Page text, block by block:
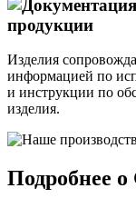
продукции
Изделия
информацией по
и инструкции по
изделия.
Подробнее о